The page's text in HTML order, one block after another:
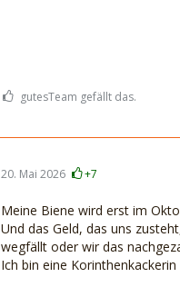
gutesTeam gefällt das.
20. Mai 2026 +7
Meine Biene wird erst im
Und das Geld, das uns
wegfällt oder wir das
Ich bin eine